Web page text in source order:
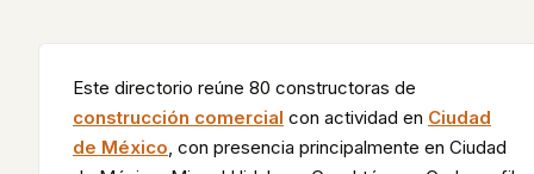
Este directorio reúne 80 constructoras de
construcción comercial con actividad en Ciudad
de México, con presencia principalmente en Ciudad